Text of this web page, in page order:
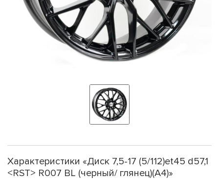
Характеристики «Диск 7,5-17 (5/112)et45 d57,1
<RST> R007 BL (черный/ глянец)(A4)»